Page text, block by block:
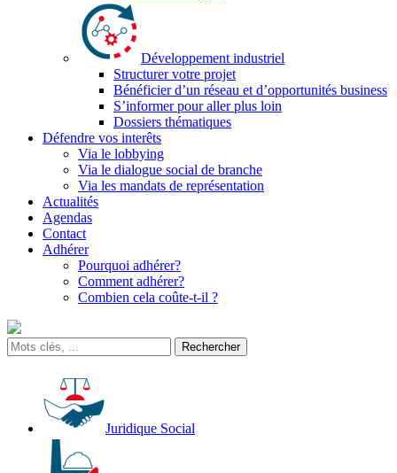
Développement industriel
Structurer votre projet
Bénéficier d’un réseau et d’opportunités business
S’informer pour aller plus loin
Dossiers thématiques
Défendre vos interêts
Via le lobbying
Via le dialogue social de branche
Via les mandats de représentation
Actualités
Agendas
Contact
Adhérer
Pourquoi adhérer?
Comment adhérer?
Combien cela coûte-t-il ?
Juridique Social